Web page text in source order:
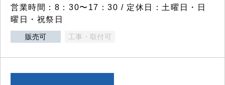
営業時間：8：30〜17：30 / 定休日：土曜日・日
曜日・祝祭日
販売可 工事・取付可